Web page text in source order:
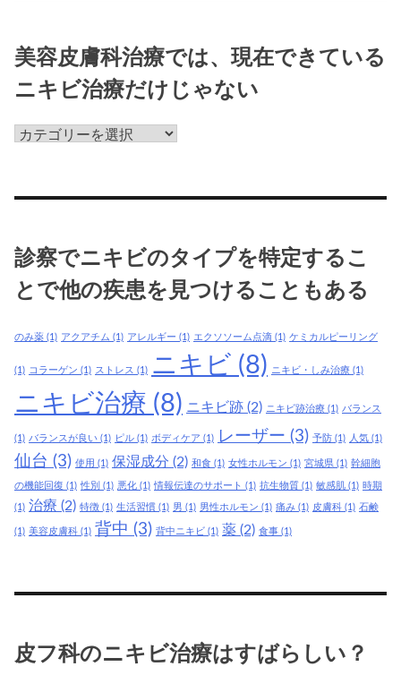
美容皮膚科治療では、現在できている
ニキビ治療だけじゃない
美
膚
療
で
で
て
い
る
ニ
キ
ゃ
診察でニキビのタイプを特定するこ
とで他の疾患を見つけることもある
のみ薬 (1) アクアチム (1) アレルギー (1) エクソソーム点滴 (1) ケミカルピーリング
(1) コラーゲン (1) ストレス (1) ニキビ (8) ニキビ・しみ治療 (1)
ニキビ治療 (8) ニキビ跡 (2) ニキビ跡治療 (1) バランス
(1) バランスが良い (1) ピル (1) ボディケア (1) レーザー (3) 予防 (1) 人気 (1)
仙台 (3) 使用 (1) 保湿成分 (2) 和食 (1) 女性ホルモン (1) 宮城県 (1) 幹細胞
の機能回復 (1) 性別 (1) 悪化 (1) 情報伝達のサポート (1) 抗生物質 (1) 敏感肌 (1) 時期
(1) 治療 (2) 特徴 (1) 生活習慣 (1) 男 (1) 男性ホルモン (1) 痛み (1) 皮膚科 (1) 石鹸
(1) 美容皮膚科 (1) 背中 (3) 背中ニキビ (1) 薬 (2) 食事 (1)
皮フ科のニキビ治療はすばらしい？